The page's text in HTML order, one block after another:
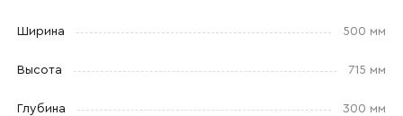
Ширина 500 мм
Высота 715 мм
Глубина 300 мм
Согласен сполитикой конфиденциальности